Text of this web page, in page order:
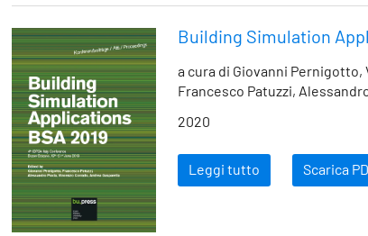
Building Simulation
a cura di Giovanni Pernigotto,
Francesco Patuzzi,
2020
Leggi tutto Scarica